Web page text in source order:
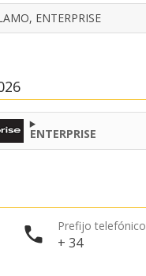
ENTERPRISE
ENTERPRISE
Prefijo telefónico
+ 34